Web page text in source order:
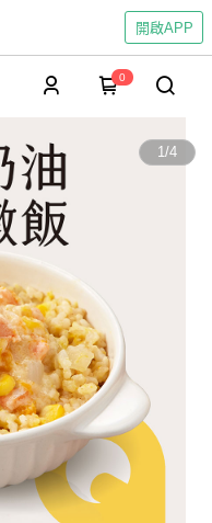
開啟APP
0
1/4